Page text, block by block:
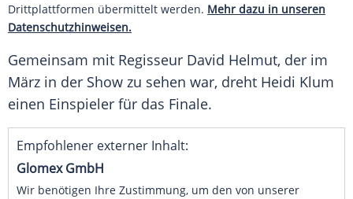
Drittplattformen übermittelt werden. Mehr dazu in unseren
Datenschutzhinweisen.
Gemeinsam mit Regisseur David Helmut, der im
März in der Show zu sehen war, dreht Heidi Klum
einen Einspieler für das Finale.
Empfohlener externer Inhalt:
Glomex GmbH
Wir benötigen Ihre Zustimmung, um den von unserer